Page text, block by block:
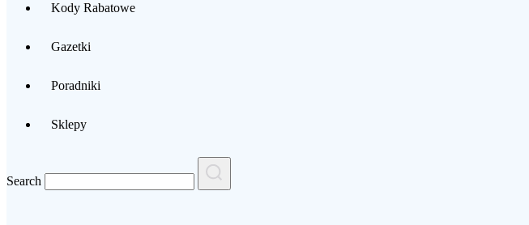
Kody Rabatowe
Gazetki
Poradniki
Sklepy
Search